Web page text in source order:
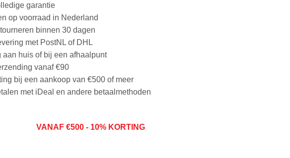
garantie
op voorraad in Nederland
binnen 30 dagen
met PostNL of DHL
aan huis of bij een afhaalpunt
vanaf €90
bij een aankoop van €500 of meer
met iDeal en andere betaalmethoden
VANAF €500 - 10% KORTING